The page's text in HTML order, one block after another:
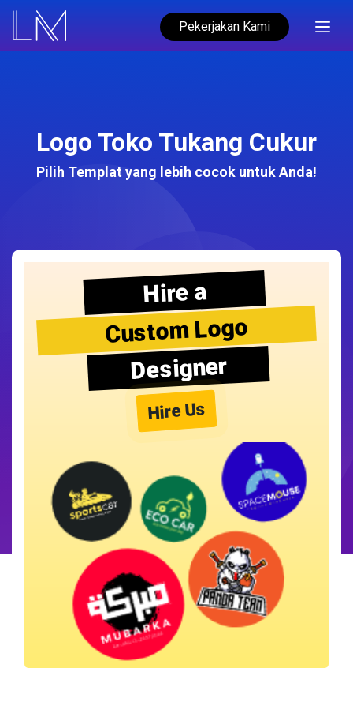
Pekerjakan Kami
Logo Toko Tukang Cukur
Pilih Templat yang lebih cocok untuk Anda!
Hire a
Custom Logo
Designer
Hire Us